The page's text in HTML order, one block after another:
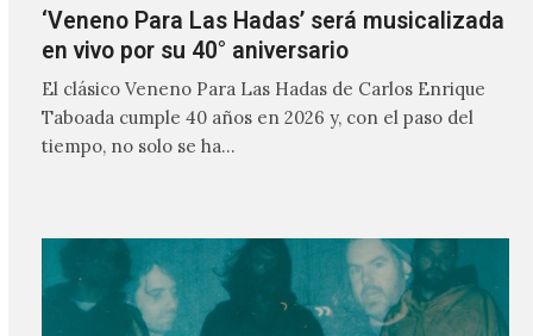
‘Veneno Para Las Hadas’ será musicalizada
en vivo por su 40° aniversario
El clásico Veneno Para Las Hadas de Carlos Enrique
Taboada cumple 40 años en 2026 y, con el paso del
tiempo, no solo se ha…